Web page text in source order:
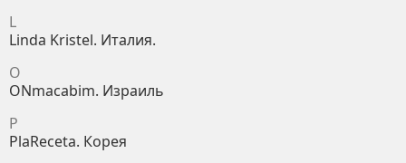
L
Linda Kristel. Италия.
O
ONmacabim. Израиль
P
PlaReceta. Корея